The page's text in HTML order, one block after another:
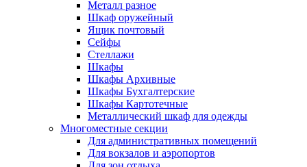
Металл разное
Шкаф оружейный
Ящик почтовый
Сейфы
Стеллажи
Шкафы
Шкафы Архивные
Шкафы Бухгалтерские
Шкафы Картотечные
Металлический шкаф для одежды
Многоместные секции
Для административных помещений
Для вокзалов и аэропортов